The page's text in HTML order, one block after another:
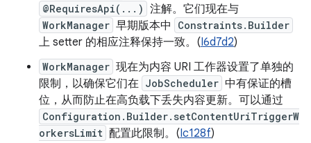
@RequiresApi(...) 注解。它们现在与
WorkManager 早期版本中 Constraints.Builder
上 setter 的相应注释保持一致。(I6d7d2)
WorkManager 现在为内容 URI 工作器设置了单独的
限制，以确保它们在 JobScheduler 中有保证的槽
位，从而防止在高负载下丢失内容更新。可以通过
Configuration.Builder.setContentUriTriggerW
orkersLimit 配置此限制。(Ic128f)